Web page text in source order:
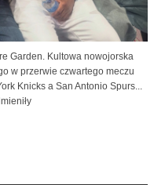
Garden. Kultowa nowojorska
w przerwie czwartego meczu
Knicks a San Antonio Spurs...